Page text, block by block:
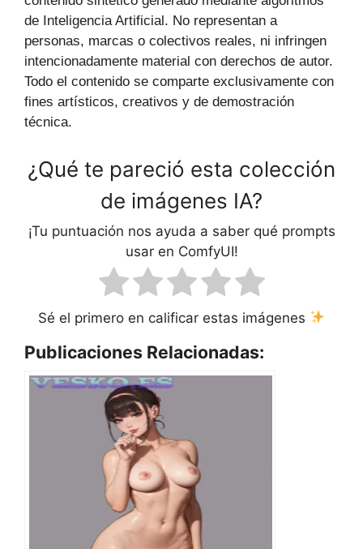
de Inteligencia Artificial. No representan a
personas, marcas o colectivos reales, ni infringen
intencionadamente material con derechos de autor.
Todo el contenido se comparte exclusivamente con
fines artísticos, creativos y de demostración
técnica.
¿Qué te pareció esta colección
de imágenes IA?
¡Tu puntuación nos ayuda a saber qué prompts
usar en ComfyUI!
Sé el primero en calificar estas imágenes
Publicaciones Relacionadas: